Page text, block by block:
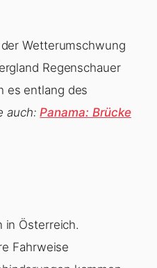
Wetterumschwung
Regenschauer
es entlang des
auch:Panama: Brücke
in Österreich.
Fahrweise